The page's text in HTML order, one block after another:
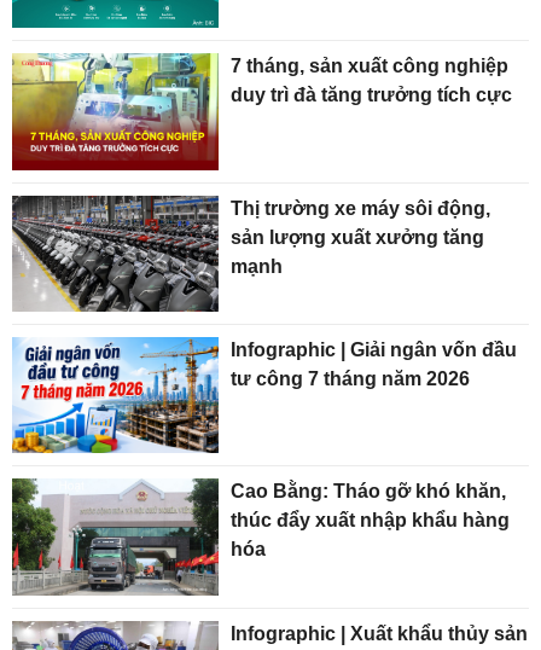
7 tháng, sản xuất công nghiệp
duy trì đà tăng trưởng tích cực
Thị trường xe máy sôi động,
sản lượng xuất xưởng tăng
mạnh
Infographic | Giải ngân vốn đầu
tư công 7 tháng năm 2026
Cao Bằng: Tháo gỡ khó khăn,
thúc đẩy xuất nhập khẩu hàng
hóa
Infographic | Xuất khẩu thủy sản